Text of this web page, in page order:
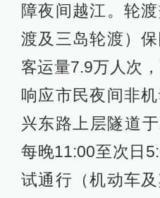
障夜间越江。轮
渡及三岛轮渡）
客运量7.9万人次
响应市民夜间非
兴东路上层隧道
每晚11:00至次日
试通行（机动车